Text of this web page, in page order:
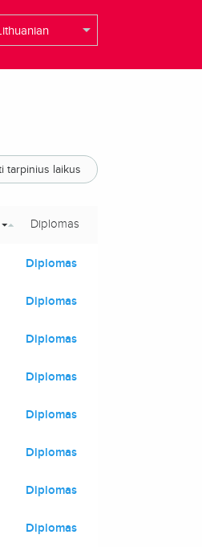
tarpinius laikus
Diplomas
Diplomas
Diplomas
Diplomas
Diplomas
Diplomas
Diplomas
Diplomas
Diplomas